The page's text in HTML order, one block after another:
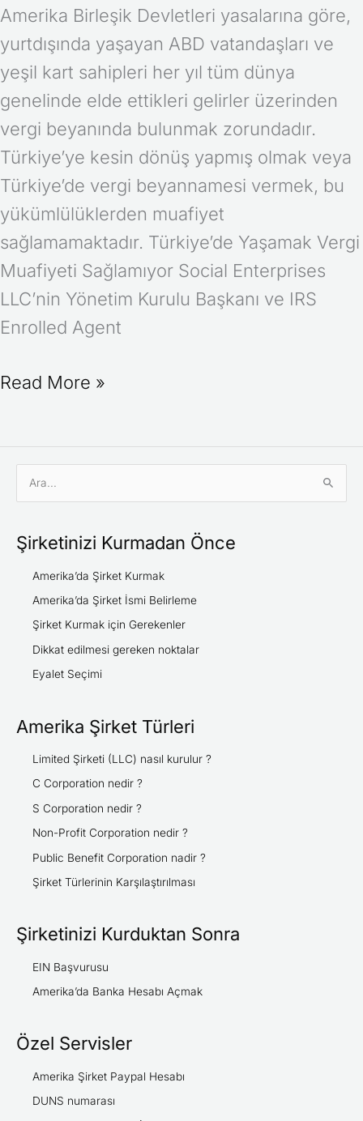
Amerika Birleşik Devletleri yasalarına göre,
yurtdışında yaşayan ABD vatandaşları ve
yeşil kart sahipleri her yıl tüm dünya
genelinde elde ettikleri gelirler üzerinden
vergi beyanında bulunmak zorundadır.
Türkiye’ye kesin dönüş yapmış olmak veya
Türkiye’de vergi beyannamesi vermek, bu
yükümlülüklerden muafiyet
sağlamamaktadır. Türkiye’de Yaşamak Vergi
Muafiyeti Sağlamıyor Social Enterprises
LLC’nin Yönetim Kurulu Başkanı ve IRS
Enrolled Agent
Read More »
rŞirketinizi Kurmadan Önce
Amerika’da Şirket Kurmak
Amerika’da Şirket İsmi Belirleme
Şirket Kurmak için Gerekenler
Dikkat edilmesi gereken noktalar
Eyalet Seçimi
Amerika Şirket Türleri
Limited Şirketi (LLC) nasıl kurulur ?
C Corporation nedir ?
S Corporation nedir ?
Non-Profit Corporation nedir ?
Public Benefit Corporation nadir ?
Şirket Türlerinin Karşılaştırılması
Şirketinizi Kurduktan Sonra
EIN Başvurusu
Amerika’da Banka Hesabı Açmak
Özel Servisler
Amerika Şirket Paypal Hesabı
DUNS numarası